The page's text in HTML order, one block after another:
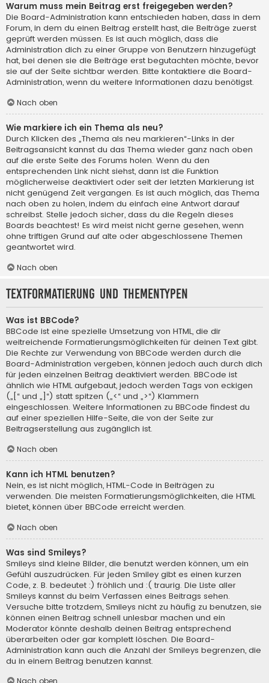
Warum muss mein Beitrag erst freigegeben werden?
Die Board-Administration kann entschieden haben, dass in dem
Forum, in dem du einen Beitrag erstellt hast, die Beiträge zuerst
geprüft werden müssen. Es ist auch möglich, dass die
Administration dich zu einer Gruppe von Benutzern hinzugefügt
hat, bei denen sie die Beiträge erst begutachten möchte, bevor
sie auf der Seite sichtbar werden. Bitte kontaktiere die Board-
Administration, wenn du weitere Informationen dazu benötigst.
Nach oben
Wie markiere ich ein Thema als neu?
Durch Klicken des „Thema als neu markieren“-Links in der
Beitragsansicht kannst du das Thema wieder ganz nach oben
auf die erste Seite des Forums holen. Wenn du den
entsprechenden Link nicht siehst, dann ist die Funktion
möglicherweise deaktiviert oder seit der letzten Markierung ist
nicht genügend Zeit vergangen. Es ist auch möglich, das Thema
nach oben zu holen, indem du einfach eine Antwort darauf
schreibst. Stelle jedoch sicher, dass du die Regeln dieses
Boards beachtest! Es wird meist nicht gerne gesehen, wenn
ohne triftigen Grund auf alte oder abgeschlossene Themen
geantwortet wird.
Nach oben
Textformatierung und Thementypen
Was ist BBCode?
BBCode ist eine spezielle Umsetzung von HTML, die dir
weitreichende Formatierungsmöglichkeiten für deinen Text gibt.
Die Rechte zur Verwendung von BBCode werden durch die
Board-Administration vergeben, können jedoch auch durch dich
für jeden einzelnen Beitrag deaktiviert werden. BBCode ist
ähnlich wie HTML aufgebaut, jedoch werden Tags von eckigen
(„[“ und „]“) statt spitzen („<“ und „>“) Klammern
eingeschlossen. Weitere Informationen zu BBCode findest du
auf einer speziellen Hilfe-Seite, die von der Seite zur
Beitragserstellung aus zugänglich ist.
Nach oben
Kann ich HTML benutzen?
Nein, es ist nicht möglich, HTML-Code in Beiträgen zu
verwenden. Die meisten Formatierungsmöglichkeiten, die HTML
bietet, können über BBCode erreicht werden.
Nach oben
Was sind Smileys?
Smileys sind kleine Bilder, die benutzt werden können, um ein
Gefühl auszudrücken. Für jeden Smiley gibt es einen kurzen
Code, z. B. bedeutet :) fröhlich und :( traurig. Die Liste aller
Smileys kannst du beim Verfassen eines Beitrags sehen.
Versuche bitte trotzdem, Smileys nicht zu häufig zu benutzen, sie
können einen Beitrag schnell unlesbar machen und ein
Moderator könnte deshalb deinen Beitrag entsprechend
überarbeiten oder gar komplett löschen. Die Board-
Administration kann auch die Anzahl der Smileys begrenzen, die
du in einem Beitrag benutzen kannst.